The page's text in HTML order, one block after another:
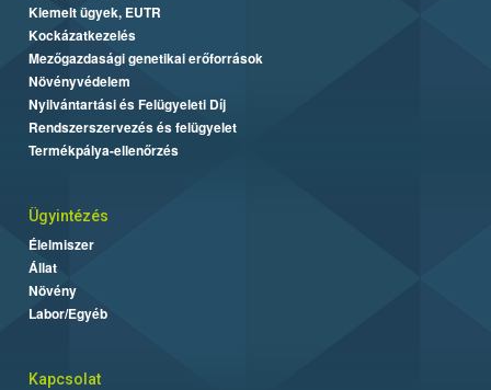
Kiemelt ügyek, EUTR
Kockázatkezelés
Mezőgazdasági genetikai erőforrások
Növényvédelem
Nyilvántartási és Felügyeleti Díj
Rendszerszervezés és felügyelet
Termékpálya-ellenőrzés
Ügyintézés
Élelmiszer
Állat
Növény
Labor/Egyéb
Kapcsolat